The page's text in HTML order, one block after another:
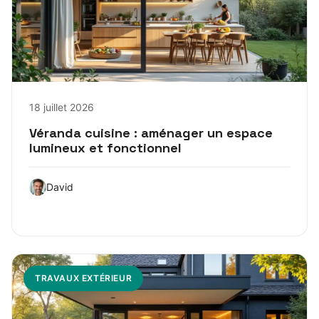
18 juillet 2026
Véranda cuisine : aménager un espace
lumineux et fonctionnel
David
TRAVAUX EXTÉRIEUR